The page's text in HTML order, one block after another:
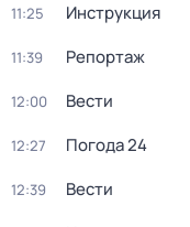
11:25 Инструкция
11:39 Репортаж
12:00 Вести
12:27 Погода 24
12:39 Вести